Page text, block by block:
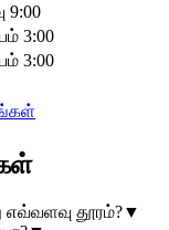
9:00
3:00
3:00
எவ்வளவு தூரம்?▼